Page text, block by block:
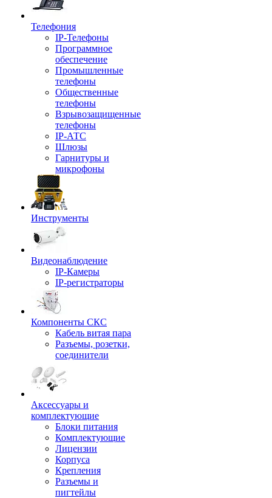
Телефония
IP-Телефоны
Программное
обеспечение
Промышленные
телефоны
Общественные
телефоны
Взрывозащищенные
телефоны
IP-АТС
Шлюзы
Гарнитуры и
микрофоны
Инструменты
Видеонаблюдение
IP-Камеры
IP-регистраторы
Компоненты СКС
Кабель витая пара
Разъемы, розетки,
соединители
Аксессуары и
комплектующие
Блоки питания
Комплектующие
Лицензии
Корпуса
Крепления
Разъемы и
пигтейлы